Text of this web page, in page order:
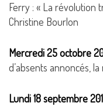
Ferry : « La révolution
Christine Bourlon
Mercredi 25 octobre
d’absents annoncés,
Lundi 18 septembre